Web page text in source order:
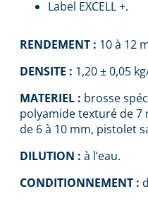
Label EXCELL +.
RENDEMENT : 10 à 12
DENSITE : 1,20 ± 0,05
MATERIEL : brosse
polyamide texturé de
de 6 à 10 mm, pistolet
DILUTION : à l’eau.
CONDITIONNEMENT :